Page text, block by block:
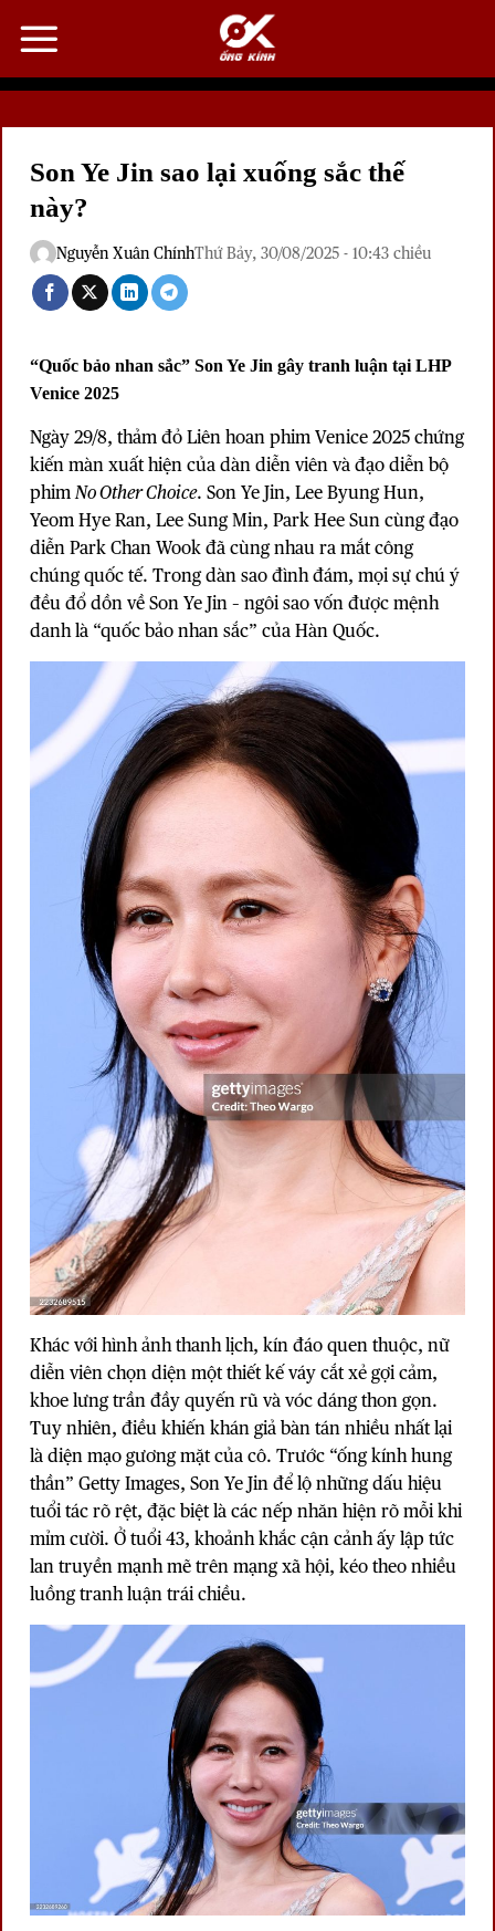
qua
dung
Son Ye Jin sao lại xuống sắc thế
này?
Nguyễn Xuân ChínhThứ Bảy, 30/08/2025 - 10:43 chiều
“Quốc bảo nhan sắc” Son Ye Jin gây tranh luận tại LHP
Venice 2025
Ngày 29/8, thảm đỏ Liên hoan phim Venice 2025 chứng
kiến màn xuất hiện của dàn diễn viên và đạo diễn bộ
phimNo Other Choice. Son Ye Jin, Lee Byung Hun,
Yeom Hye Ran, Lee Sung Min, Park Hee Sun cùng đạo
diễn Park Chan Wook đã cùng nhau ra mắt công
chúng quốc tế. Trong dàn sao đình đám, mọi sự chú ý
đều đổ dồn về Son Ye Jin – ngôi sao vốn được mệnh
danh là “quốc bảo nhan sắc” của Hàn Quốc.
Khác với hình ảnh thanh lịch, kín đáo quen thuộc, nữ
diễn viên chọn diện một thiết kế váy cắt xẻ gợi cảm,
khoe lưng trần đầy quyến rũ và vóc dáng thon gọn.
Tuy nhiên, điều khiến khán giả bàn tán nhiều nhất lại
là diện mạo gương mặt của cô. Trước “ống kính hung
thần” Getty Images, Son Ye Jin để lộ những dấu hiệu
tuổi tác rõ rệt, đặc biệt là các nếp nhăn hiện rõ mỗi khi
mỉm cười. Ở tuổi 43, khoảnh khắc cận cảnh ấy lập tức
lan truyền mạnh mẽ trên mạng xã hội, kéo theo nhiều
luồng tranh luận trái chiều.